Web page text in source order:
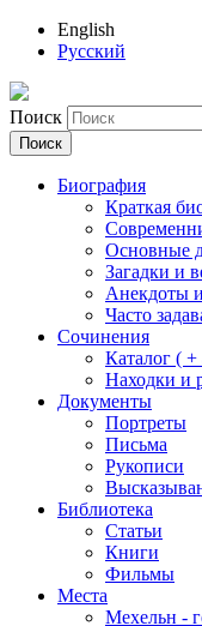
English
Русский
Поиск
Биография
Краткая
Основные
Загадки и
Анекдоты
Часто
Сочинения
Каталог ( +
Находки и
Документы
Портреты
Письма
Рукописи
Библиотека
Статьи
Книги
Фильмы
Места
Мехельн -